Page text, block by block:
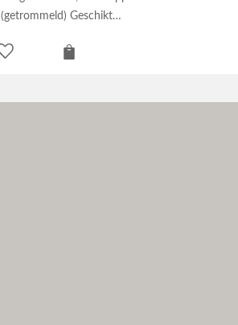
(getrommeld) Geschikt…